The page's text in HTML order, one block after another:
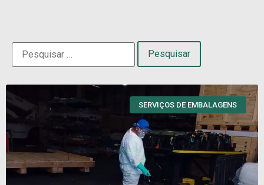
SERVIÇOS DE EMBALAGENS